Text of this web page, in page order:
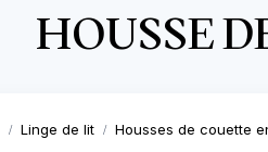
HOUSSE
Linge de lit Housses de couette